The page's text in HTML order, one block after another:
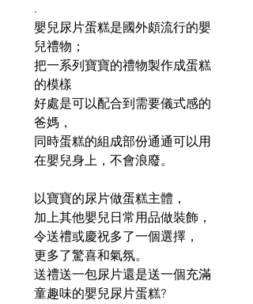
.
嬰兒尿片蛋糕是國外頗流行的嬰
兒禮物；
把一系列寶寶的禮物製作成蛋糕
的模樣
好處是可以配合到需要儀式感的
爸媽，
同時蛋糕的組成部份通通可以用
在嬰兒身上，不會浪廢。
以寶寶的尿片做蛋糕主體，
加上其他嬰兒日常用品做裝飾，
令送禮或慶祝多了一個選擇，
更多了驚喜和氣氛。
送禮送一包尿片還是送一個充滿
童趣味的嬰兒尿片蛋糕?